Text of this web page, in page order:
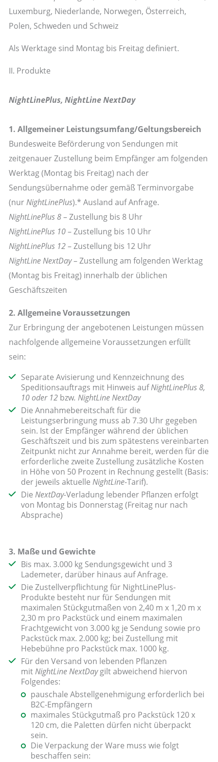
Luxemburg, Niederlande, Norwegen, Österreich,
Polen, Schweden und Schweiz
Als Werktage sind Montag bis Freitag definiert.
II. Produkte
NightLinePlus, NightLine NextDay
1. Allgemeiner Leistungsumfang/Geltungsbereich
Bundesweite Beförderung von Sendungen mit
zeitgenauer Zustellung beim Empfänger am folgenden
Werktag (Montag bis Freitag) nach der
Sendungsübernahme oder gemäß Terminvorgabe
(nurNightLinePlus).* Ausland auf Anfrage.
NightLinePlus 8– Zustellung bis 8 Uhr
NightLinePlus 10– Zustellung bis 10 Uhr
NightLinePlus 12– Zustellung bis 12 Uhr
NightLine NextDay– Zustellung am folgenden Werktag
(Montag bis Freitag) innerhalb der üblichen
Geschäftszeiten
2. Allgemeine Voraussetzungen
Zur Erbringung der angebotenen Leistungen müssen
nachfolgende allgemeine Voraussetzungen erfüllt
sein:
Separate Avisierung und Kennzeichnung des
Speditionsauftrags mit Hinweis aufNightLinePlus 8,
10 oder 12 bzw. NightLine NextDay
Die Annahmebereitschaft für die
Leistungserbringung muss ab 7.30 Uhr gegeben
sein. Ist der Empfänger während der üblichen
Geschäftszeit und bis zum spätestens vereinbarten
Zeitpunkt nicht zur Annahme bereit, werden für die
erforderliche zweite Zustellung zusätzliche Kosten
in Höhe von 50 Prozent in Rechnung gestellt (Basis:
der jeweils aktuelle NightLine-Tarif).
Die NextDay-Verladung lebender Pflanzen erfolgt
von Montag bis Donnerstag (Freitag nur nach
Absprache)
3. Maße und Gewichte
Bis max. 3.000 kg Sendungsgewicht und 3
Lademeter, darüber hinaus auf Anfrage.
Die Zustellverpflichtung für NightLinePlus-
Produkte besteht nur für Sendungen mit
maximalen Stückgutmaßen von 2,40 m x 1,20 m x
2,30 m pro Packstück und einem maximalen
Frachtgewicht von 3.000 kg je Sendung sowie pro
Packstück max. 2.000 kg; bei Zustellung mit
Hebebühne pro Packstück max. 1000 kg.
Für den Versand von lebenden Pflanzen
mitNightLine NextDaygilt abweichend hiervon
Folgendes:
pauschale Abstellgenehmigung erforderlich bei
B2C-Empfängern
maximales Stückgutmaß pro Packstück 120 x
120 cm, die Paletten dürfen nicht überpackt
sein.
Die Verpackung der Ware muss wie folgt
beschaffen sein: